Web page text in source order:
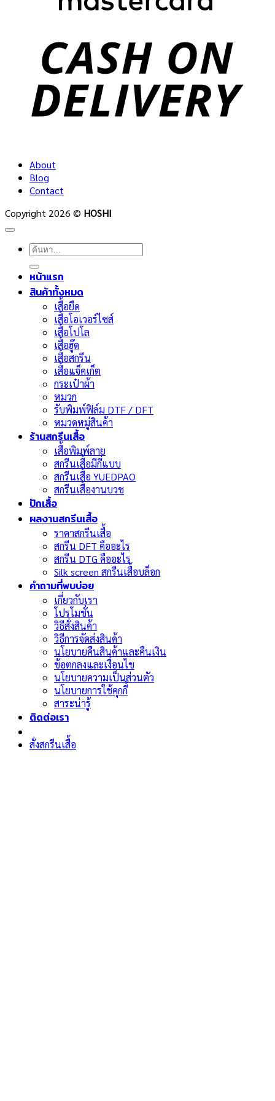
About
Blog
Contact
Copyright 2026 © HOSHI
ค้นหา:
หน้าแรก
สินค้าทั้งหมด
เสื้อยืด
เสื้อโอเวอร์ไซส์
เสื้อโปโล
เสื้อฮู๊ด
เสื้อสกรีน
เสื้อแจ็คเก็ต
กระเป๋าผ้า
หมวก
รับพิมพ์ฟิล์ม DTF / DFT
หมวดหมู่สินค้า
ร้านสกรีนเสื้อ
เสื้อพิมพ์ลาย
สกรีนเสื้อมีกี่แบบ
สกรีนเสื้อ YUEDPAO
สกรีนเสื้องานบวช
ปักเสื้อ
ผลงานสกรีนเสื้อ
ราคาสกรีนเสื้อ
สกรีน DFT คืออะไร
สกรีน DTG คืออะไร
Silk screen สกรีนเสื้อบล็อก
คำถามที่พบบ่อย
เกี่ยวกับเรา
โปรโมชั่น
วิธีสั่งสินค้า
วิธีการจัดส่งสินค้า
นโยบายคืนสินค้าและคืนเงิน
ข้อตกลงและเงื่อนไข
นโยบายความเป็นส่วนตัว
นโยบายการใช้คุกกี้
สาระน่ารู้
ติดต่อเรา
สั่งสกรีนเสื้อ